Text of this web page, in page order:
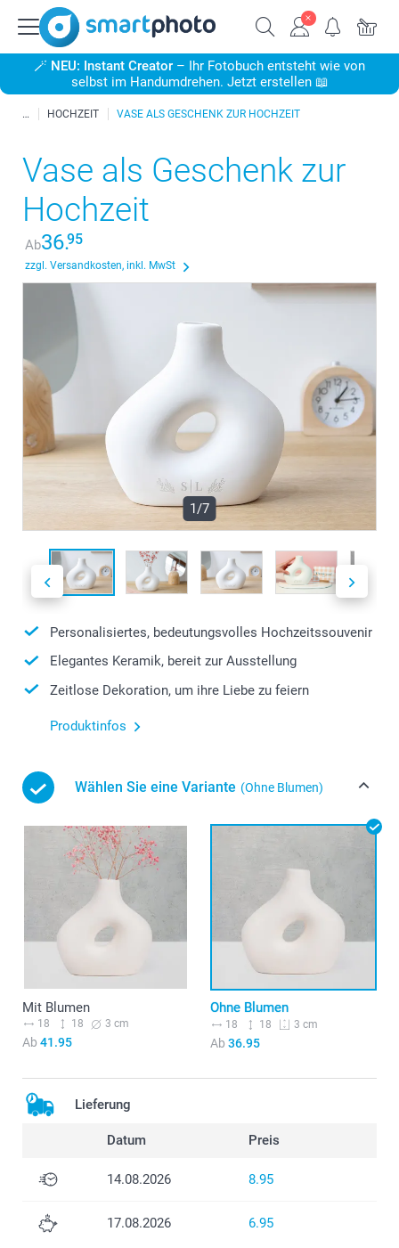
🪄 NEU: Instant Creator – Ihr Fotobuch entsteht wie von
selbst im Handumdrehen. Jetzt erstellen 📖
HOCHZEIT VASE ALS GESCHENK ZUR HOCHZEIT
Vase als Geschenk zur
Hochzeit
Ab36.95
zzgl. Versandkosten, inkl. MwSt
1/7
Personalisiertes, bedeutungsvolles Hochzeitssouvenir
Elegantes Keramik, bereit zur Ausstellung
Zeitlose Dekoration, um ihre Liebe zu feiern
Produktinfos
Wählen Sie eine Variante (Ohne Blumen)
Mit Blumen
18 18 3 cm
Ab 41.95
Ohne Blumen
18 18 3 cm
Ab 36.95
Lieferung
Datum Preis
14.08.2026 8.95
17.08.2026 6.95